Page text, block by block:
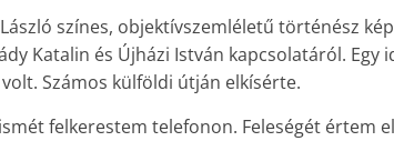
színes, objektívszemléletű történész
Katalin és Újházi István kapcsolatáról. Egy
Számos külföldi útján elkísérte.
felkerestem telefonon. Feleségét értem